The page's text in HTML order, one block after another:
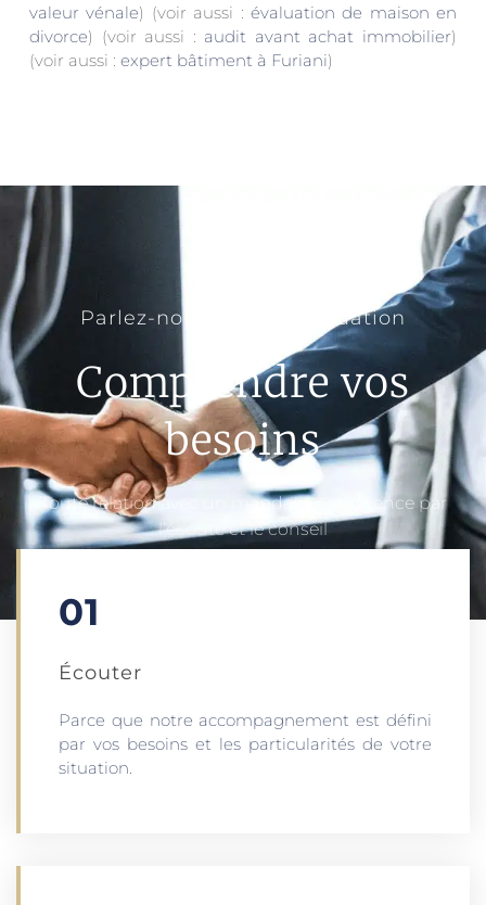
valeur vénale) (voir aussi : évaluation de maison en
divorce) (voir aussi : audit avant achat immobilier)
(voir aussi : expert bâtiment à Furiani)
Parlez-nous de votre situation
Comprendre vos
besoins
Toute relation avec un mandant commence par
l’écoute et le conseil
01
Écouter​
Parce que notre accompagnement est défini
par vos besoins et les particularités de votre
situation.